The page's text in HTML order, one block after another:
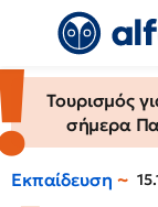
Τουρισμός
σήμερα
Εκπαίδευση